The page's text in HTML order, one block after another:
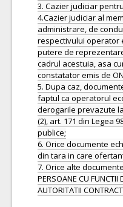
3. Cazier judiciar
4.Cazier judiciar al
administrare, de
respectivului operator
putere de
cadrul acestuia, asa
constatator emis de
5. Dupa caz,
faptul ca operatorul
derogarile prevazute la
(2), art. 171 din Legea
publice;
6. Orice documente
din tara in care
7. Orice alte
PERSOANE CU FUNCTII
AUTORITATII